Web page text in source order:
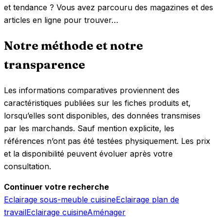
et tendance ? Vous avez parcouru des magazines et des
articles en ligne pour trouver…
Notre méthode et notre
transparence
Les informations comparatives proviennent des
caractéristiques publiées sur les fiches produits et,
lorsqu’elles sont disponibles, des données transmises
par les marchands. Sauf mention explicite, les
références n’ont pas été testées physiquement. Les prix
et la disponibilité peuvent évoluer après votre
consultation.
Continuer votre recherche
Eclairage sous-meuble cuisineEclairage plan de
travailEclairage cuisineAménager